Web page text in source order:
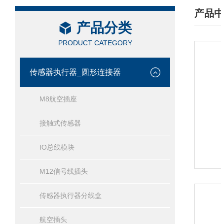
产品分类
PRODUCT CATEGORY
传感器执行器_圆形连接器
M8航空插座
接触式传感器
IO总线模块
M12信号线插头
传感器执行器分线盒
航空插头
产品
/